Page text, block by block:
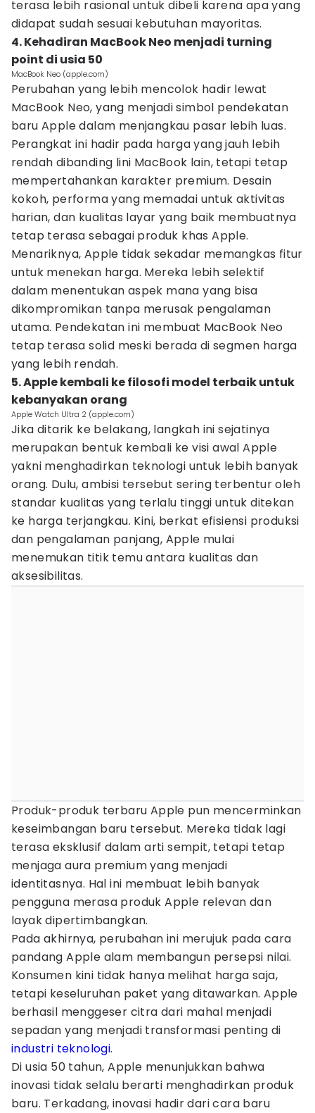
terasa lebih rasional untuk dibeli karena apa yang
didapat sudah sesuai kebutuhan mayoritas.
4. Kehadiran MacBook Neo menjadi turning
point di usia 50
MacBook Neo (apple.com)
Perubahan yang lebih mencolok hadir lewat
MacBook Neo, yang menjadi simbol pendekatan
baru Apple dalam menjangkau pasar lebih luas.
Perangkat ini hadir pada harga yang jauh lebih
rendah dibanding lini MacBook lain, tetapi tetap
mempertahankan karakter premium. Desain
kokoh, performa yang memadai untuk aktivitas
harian, dan kualitas layar yang baik membuatnya
tetap terasa sebagai produk khas Apple.
Menariknya, Apple tidak sekadar memangkas fitur
untuk menekan harga. Mereka lebih selektif
dalam menentukan aspek mana yang bisa
dikompromikan tanpa merusak pengalaman
utama. Pendekatan ini membuat MacBook Neo
tetap terasa solid meski berada di segmen harga
yang lebih rendah.
5. Apple kembali ke filosofi model terbaik untuk
kebanyakan orang
Apple Watch Ultra 2 (apple.com)
Jika ditarik ke belakang, langkah ini sejatinya
merupakan bentuk kembali ke visi awal Apple
yakni menghadirkan teknologi untuk lebih banyak
orang. Dulu, ambisi tersebut sering terbentur oleh
standar kualitas yang terlalu tinggi untuk ditekan
ke harga terjangkau. Kini, berkat efisiensi produksi
dan pengalaman panjang, Apple mulai
menemukan titik temu antara kualitas dan
aksesibilitas.
Produk-produk terbaru Apple pun mencerminkan
keseimbangan baru tersebut. Mereka tidak lagi
terasa eksklusif dalam arti sempit, tetapi tetap
menjaga aura premium yang menjadi
identitasnya. Hal ini membuat lebih banyak
pengguna merasa produk Apple relevan dan
layak dipertimbangkan.
Pada akhirnya, perubahan ini merujuk pada cara
pandang Apple alam membangun persepsi nilai.
Konsumen kini tidak hanya melihat harga saja,
tetapi keseluruhan paket yang ditawarkan. Apple
berhasil menggeser citra dari mahal menjadi
sepadan yang menjadi transformasi penting di
industri teknologi.
Di usia 50 tahun, Apple menunjukkan bahwa
inovasi tidak selalu berarti menghadirkan produk
baru. Terkadang, inovasi hadir dari cara baru